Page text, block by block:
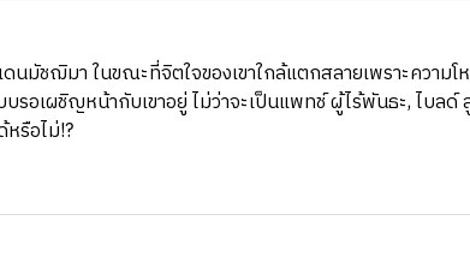
นมัชฌิมา ในขณะที่จิตใจของเขาใกล้แตกสลายเพราะควา
อเผชิญหน้ากับเขาอยู่ ไม่ว่าจะเป็นแพทช์ ผู้ไร้พันธะ, ไบ
รือไม่!?